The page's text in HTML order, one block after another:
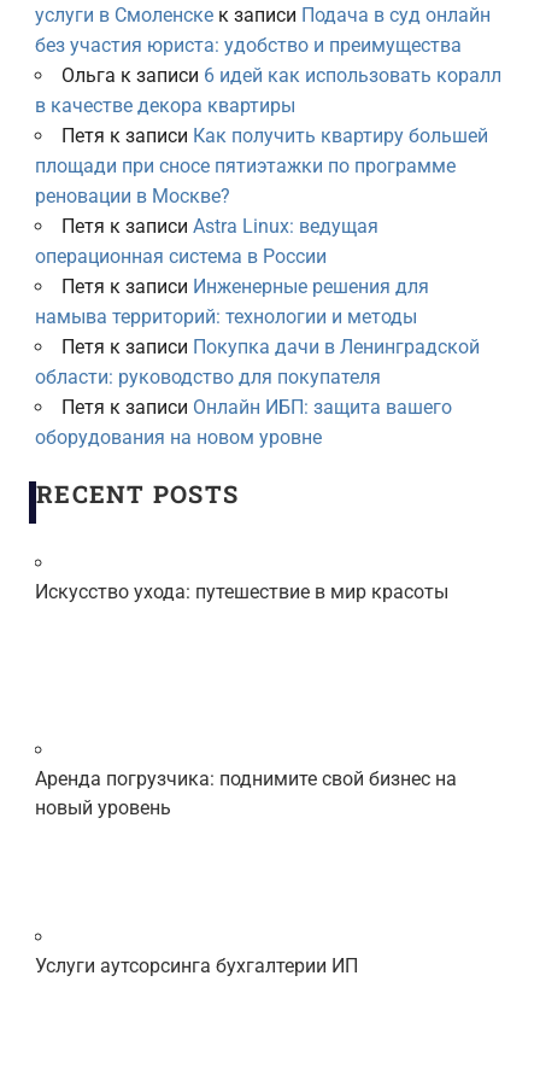
услуги в Смоленскек записи Подача в суд онлайн
без участия юриста: удобство и преимущества
Ольга к записи 6 идей как использовать коралл
в качестве декора квартиры
Петя к записи Как получить квартиру большей
площади при сносе пятиэтажки по программе
реновации в Москве?
Петя к записи Astra Linux: ведущая
операционная система в России
Петя к записи Инженерные решения для
намыва территорий: технологии и методы
Петя к записи Покупка дачи в Ленинградской
области: руководство для покупателя
Петя к записи Онлайн ИБП: защита вашего
оборудования на новом уровне
RECENT POSTS
Искусство ухода: путешествие в мир красоты
Аренда погрузчика: поднимите свой бизнес на
новый уровень
Услуги аутсорсинга бухгалтерии ИП